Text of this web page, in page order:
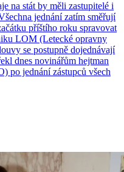
na stát by měli zastupitelé i
jednání zatím směřují
příštího roku spravovat
LOM (Letecké opravny
se postupně dojednávají
dnes novinářům hejtman
po jednání zástupců všech